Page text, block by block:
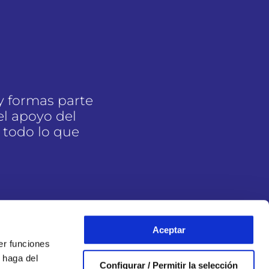
funciones
del
Aceptar
Configurar / Permitir la selección
formas parte
apoyo del
todo lo que